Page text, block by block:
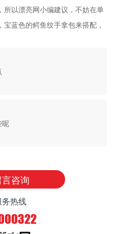
所以漂亮网小编建议，不妨在单
蓝色的鳄鱼纹手拿包来搭配，
呢
咨询
热线